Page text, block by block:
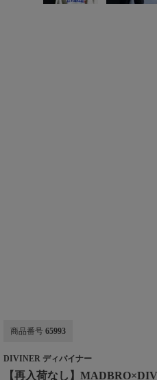
商品番号 65993
DIVINER ディバイナー
【再入荷なし】